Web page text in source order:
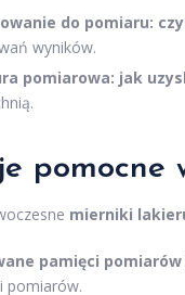
do pomiaru:
wyników.
pomiarowa: jak
pomocne
mierniki
pamięci
pomiarów.